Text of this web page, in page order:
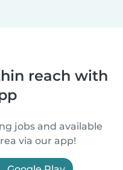
reach with
jobs and available
via our app!